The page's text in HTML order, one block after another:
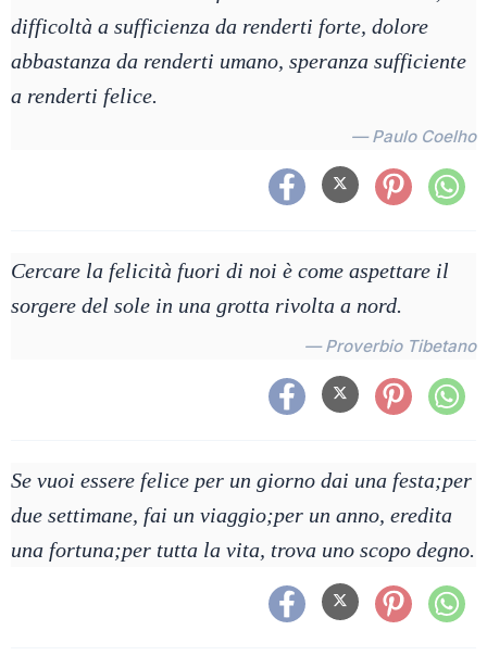
difficoltà a sufficienza da renderti forte, dolore
abbastanza da renderti umano, speranza sufficiente
a renderti felice.
— Paulo Coelho
Cercare la felicità fuori di noi è come aspettare il
sorgere del sole in una grotta rivolta a nord.
— Proverbio Tibetano
Se vuoi essere felice per un giorno dai una festa;per
due settimane, fai un viaggio;per un anno, eredita
una fortuna;per tutta la vita, trova uno scopo degno.